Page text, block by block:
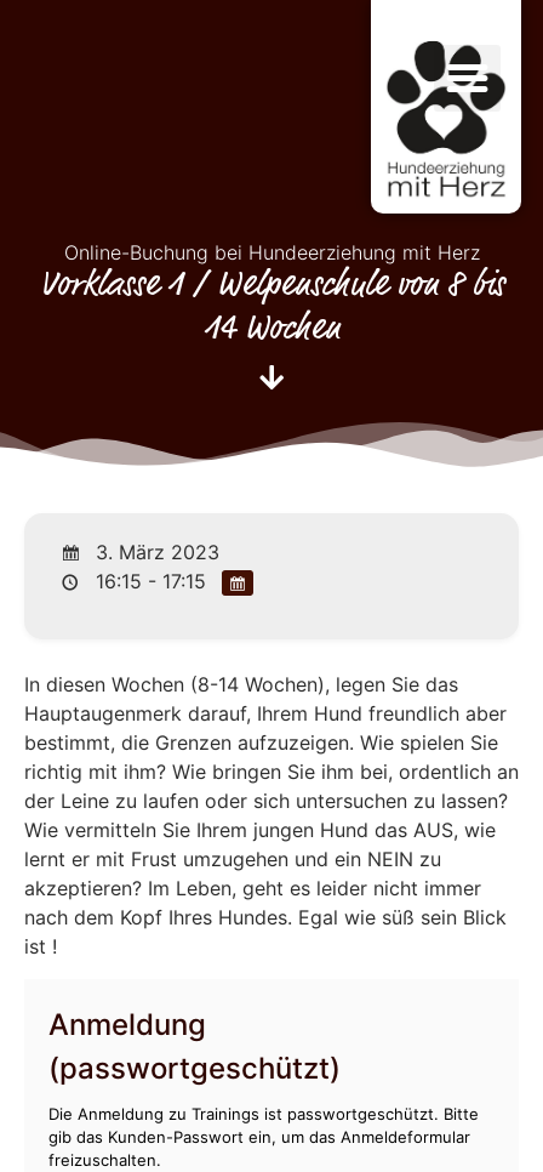
Online-Buchung bei Hundeerziehung mit Herz
Vorklasse 1 / Welpenschule von 8 bis
14 Wochen
3. März 2023
16:15 - 17:15
In diesen Wochen (8-14 Wochen), legen Sie das
Hauptaugenmerk darauf, Ihrem Hund freundlich aber
bestimmt, die Grenzen aufzuzeigen. Wie spielen Sie
richtig mit ihm? Wie bringen Sie ihm bei, ordentlich an
der Leine zu laufen oder sich untersuchen zu lassen?
Wie vermitteln Sie Ihrem jungen Hund das AUS, wie
lernt er mit Frust umzugehen und ein NEIN zu
akzeptieren? Im Leben, geht es leider nicht immer
nach dem Kopf Ihres Hundes. Egal wie süß sein Blick
ist !
Anmeldung
(passwortgeschützt)
Die Anmeldung zu Trainings ist passwortgeschützt. Bitte
gib das Kunden-Passwort ein, um das Anmeldeformular
freizuschalten.